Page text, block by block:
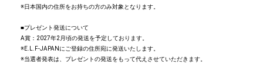
※日本国内の住所をお持ちの方のみ対象となります。
■プレゼント発送について
A賞：2027年2月頃の発送を予定しております。
※E.L.F-JAPANにご登録の住所宛に発送いたします。
※当選者発表は、プレゼントの発送をもって代えさせていただきます。